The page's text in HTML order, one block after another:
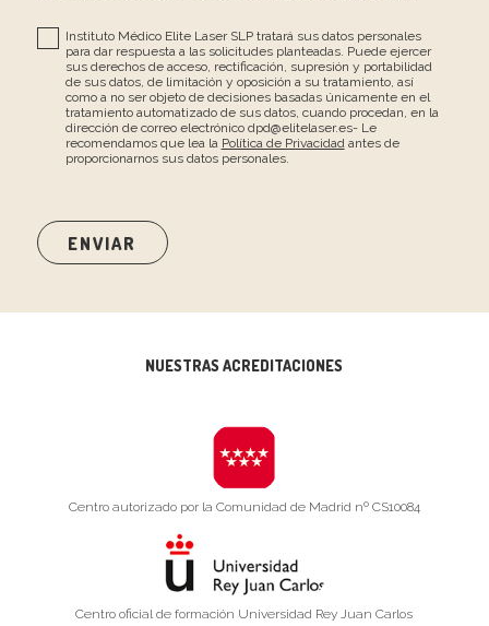
Instituto Médico Elite Laser SLP tratará sus datos personales
para dar respuesta a las solicitudes planteadas. Puede ejercer
sus derechos de acceso, rectificación, supresión y portabilidad
de sus datos, de limitación y oposición a su tratamiento, así
como a no ser objeto de decisiones basadas únicamente en el
tratamiento automatizado de sus datos, cuando procedan, en la
dirección de correo electrónico dpd@elitelaser.es- Le
recomendamos que lea la Política de Privacidadantes de
proporcionarnos sus datos personales.
NUESTRAS ACREDITACIONES
Centro autorizado por la Comunidad de Madrid nº CS10084
Centro oficial de formación Universidad Rey Juan Carlos